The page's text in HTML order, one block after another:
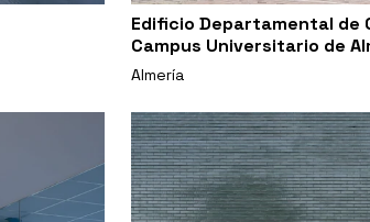
Edificio Departamental de
Campus Universitario de
Almería